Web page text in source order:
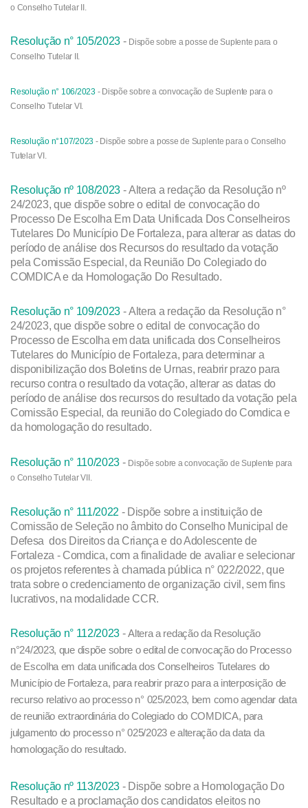
o Conselho Tutelar II.
Resolução n° 105/2023 - Dispõe sobre a posse de Suplente para o
Conselho Tutelar II.
Resolução n° 106/2023- Dispõe sobre a convocação de Suplente para o
Conselho Tutelar VI.
Resolução n°107/2023 - Dispõe sobre a posse de Suplente para o Conselho
Tutelar VI.
Resolução nº 108/2023 - Altera a redação da Resolução nº
24/2023, que dispõe sobre o edital de convocação do
Processo De Escolha Em Data Unificada Dos Conselheiros
Tutelares Do Município De Fortaleza, para alterar as datas do
período de análise dos Recursos do resultado da votação
pela Comissão Especial, da Reunião Do Colegiado do
COMDICA e da Homologação Do Resultado.
Resolução n° 109/2023 - Altera a redação da Resolução n°
24/2023, que dispõe sobre o edital de convocação do
Processo de Escolha em data unificada dos Conselheiros
Tutelares do Município de Fortaleza, para determinar a
disponibilização dos Boletins de Urnas, reabrir prazo para
recurso contra o resultado da votação, alterar as datas do
período de análise dos recursos do resultado da votação pela
Comissão Especial, da reunião do Colegiado do Comdica e
da homologação do resultado.
Resolução n° 110/2023 - Dispõe sobre a convocação de Suplente para
o Conselho Tutelar VII.
Resolução n° 111/2022 - Dispõe sobre a instituição de
Comissão de Seleção no âmbito do Conselho Municipal de
Defesa dos Direitos da Criança e do Adolescente de
Fortaleza - Comdica, com a finalidade de avaliar e selecionar
os projetos referentes à chamada pública n° 022/2022, que
trata sobre o credenciamento de organização civil, sem fins
lucrativos, na modalidade CCR.
Resolução n° 112/2023 -Altera a redação da Resolução
n°24/2023, que dispõe sobre o edital de convocação do Processo
de Escolha em data unificada dos Conselheiros Tutelares do
Município de Fortaleza, para reabrir prazo para a interposição de
recurso relativo ao processo n° 025/2023, bem como agendar data
de reunião extraordinária do Colegiado do COMDICA, para
julgamento do processo n° 025/2023 e alteração da data da
homologação do resultado.
Resolução nº 113/2023 - Dispõe sobre a Homologação Do
Resultado e a proclamação dos candidatos eleitos no